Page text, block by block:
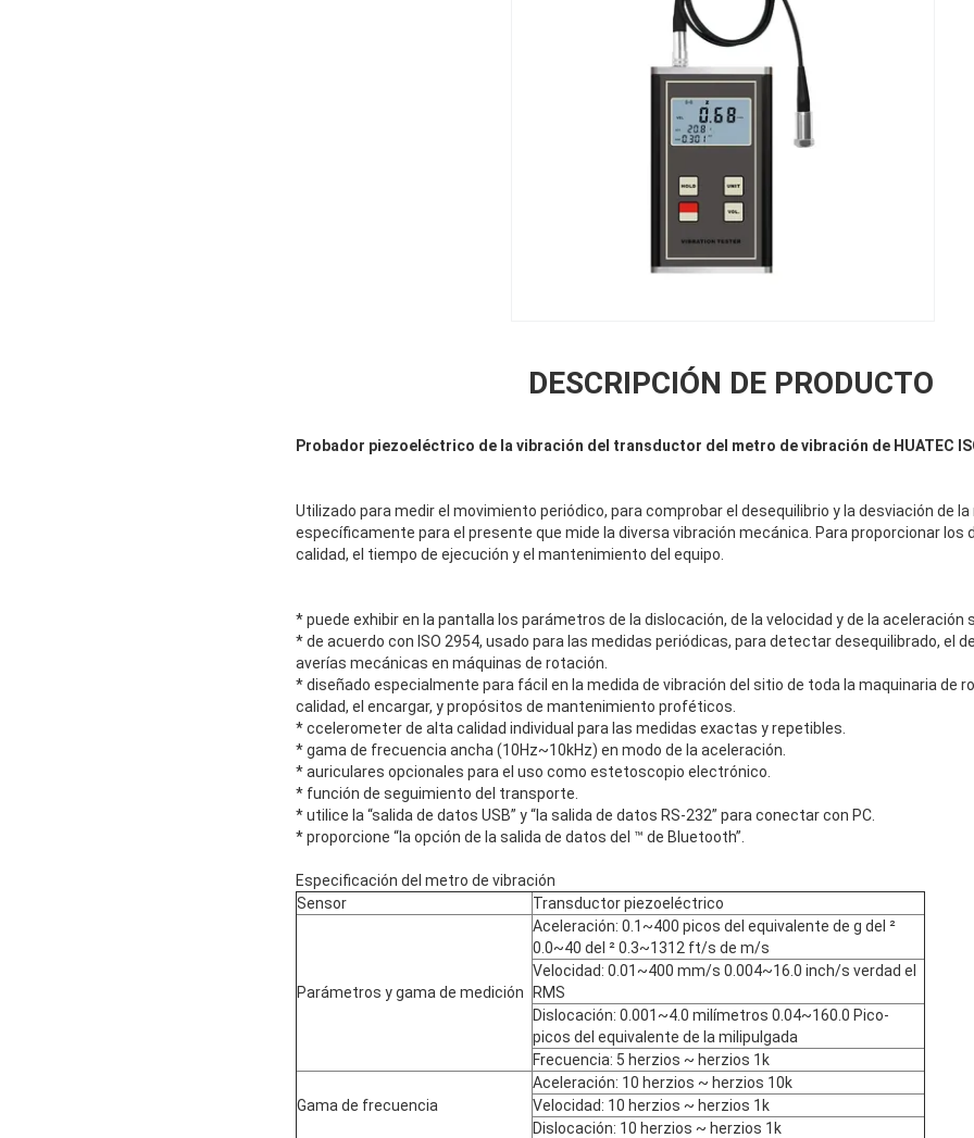
DESCRIPCIÓN DE PRODUCTO
Probador piezoeléctrico de la vibración del transductor del metro de vibración de HUATEC
Utilizado para medir el movimiento periódico, para comprobar el desequilibrio y la desviación de
específicamente para el presente que mide la diversa vibración mecánica. Para proporcionar los
calidad, el tiempo de ejecución y el mantenimiento del equipo.
* puede exhibir en la pantalla los parámetros de la dislocación, de la velocidad y de la
* de acuerdo con ISO 2954, usado para las medidas periódicas, para detectar desequilibrado, el
averías mecánicas en máquinas de rotación.
* diseñado especialmente para fácil en la medida de vibración del sitio de toda la maquinaria de
calidad, el encargar, y propósitos de mantenimiento proféticos.
* ccelerometer de alta calidad individual para las medidas exactas y repetibles.
* gama de frecuencia ancha (10Hz~10kHz) en modo de la aceleración.
* auriculares opcionales para el uso como estetoscopio electrónico.
* función de seguimiento del transporte.
* utilice la “salida de datos USB” y “la salida de datos RS-232” para conectar con PC.
* proporcione “la opción de la salida de datos del ™ de Bluetooth”.
Especificación del metro de vibración
Sensor
Transductor piezoeléctrico
Parámetros y gama de medición
Aceleración: 0.1~400 picos del equivalente de g del ²
0.0~40 del ² 0.3~1312 ft/s de m/s
Velocidad: 0.01~400 mm/s 0.004~16.0 inch/s verdad el
RMS
Dislocación: 0.001~4.0 milímetros 0.04~160.0 Pico-
picos del equivalente de la milipulgada
Frecuencia: 5 herzios ~ herzios 1k
Gama de frecuencia
Aceleración: 10 herzios ~ herzios 10k
Velocidad: 10 herzios ~ herzios 1k
Dislocación: 10 herzios ~ herzios 1k